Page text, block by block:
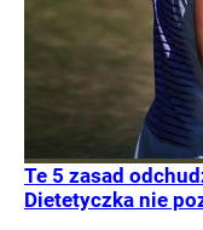
Te 5 zasad
Dietetyczka nie